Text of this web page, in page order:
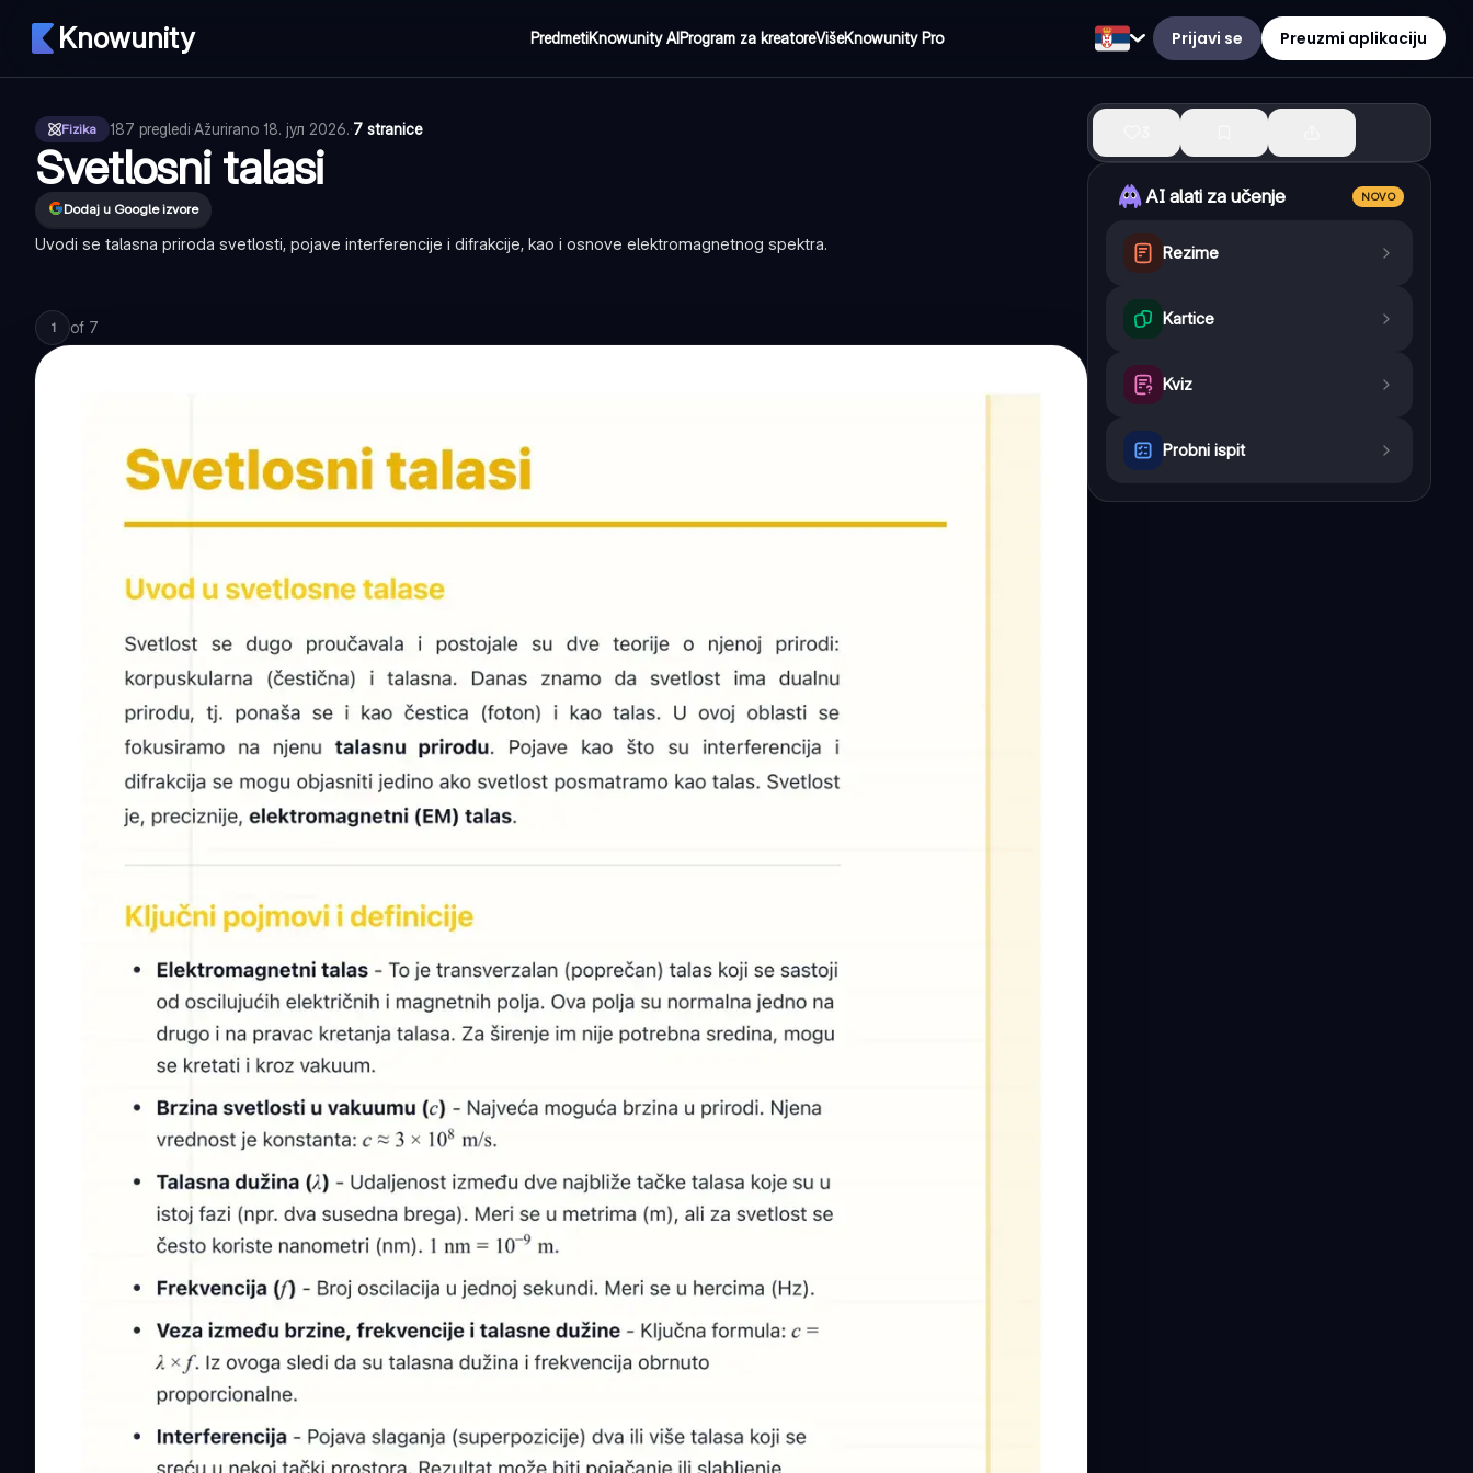
Knowunity PredmetiKnowunity AIProgram za kreatoreVišeKnowunity Pro Prijavi se Preuzmi aplikaciju
Fizika 187 pregledi·Ažurirano 18. јул 2026.·7 stranice
Svetlosni talasi
Dodaj u Google izvore
Uvodi se talasna priroda svetlosti, pojave interferencije i difrakcije, kao i osnove elektromagnetnog spektra.
1 of 7
AI alati za učenje NOVO
Rezime
Kartice
Kviz
Probni ispit